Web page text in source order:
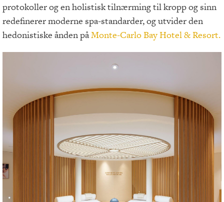
protokoller og en holistisk tilnærming til kropp og sinn
redefinerer moderne spa-standarder, og utvider den
hedonistiske ånden påMonte-Carlo Bay Hotel & Resort.